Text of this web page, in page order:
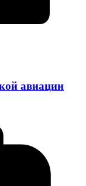
авиации